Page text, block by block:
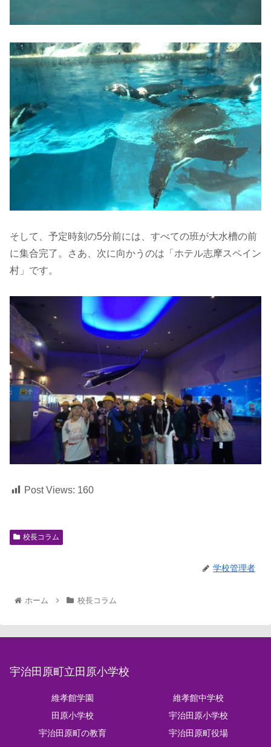
そして、予定時刻の5分前には、すべての班が大水槽の前
に集合完了。さあ、次に向かうのは「ホテル志摩スペイン
村」です。
Post Views: 160
校長コラム
学校管理者
ホーム 校長コラム
宇治田原町立田原小学校
維孝館学園
維孝館中学校
田原小学校
宇治田原小学校
宇治田原町の教育
宇治田原町役場